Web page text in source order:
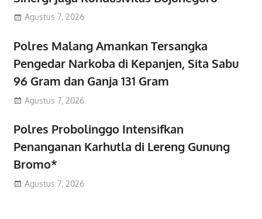
Agustus 7, 2026
Polres Malang Amankan Tersangka
Pengedar Narkoba di Kepanjen, Sita Sabu
96 Gram dan Ganja 131 Gram
Agustus 7, 2026
Polres Probolinggo Intensifkan
Penanganan Karhutla di Lereng Gunung
Bromo*
Agustus 7, 2026